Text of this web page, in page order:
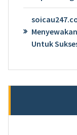
Untuk